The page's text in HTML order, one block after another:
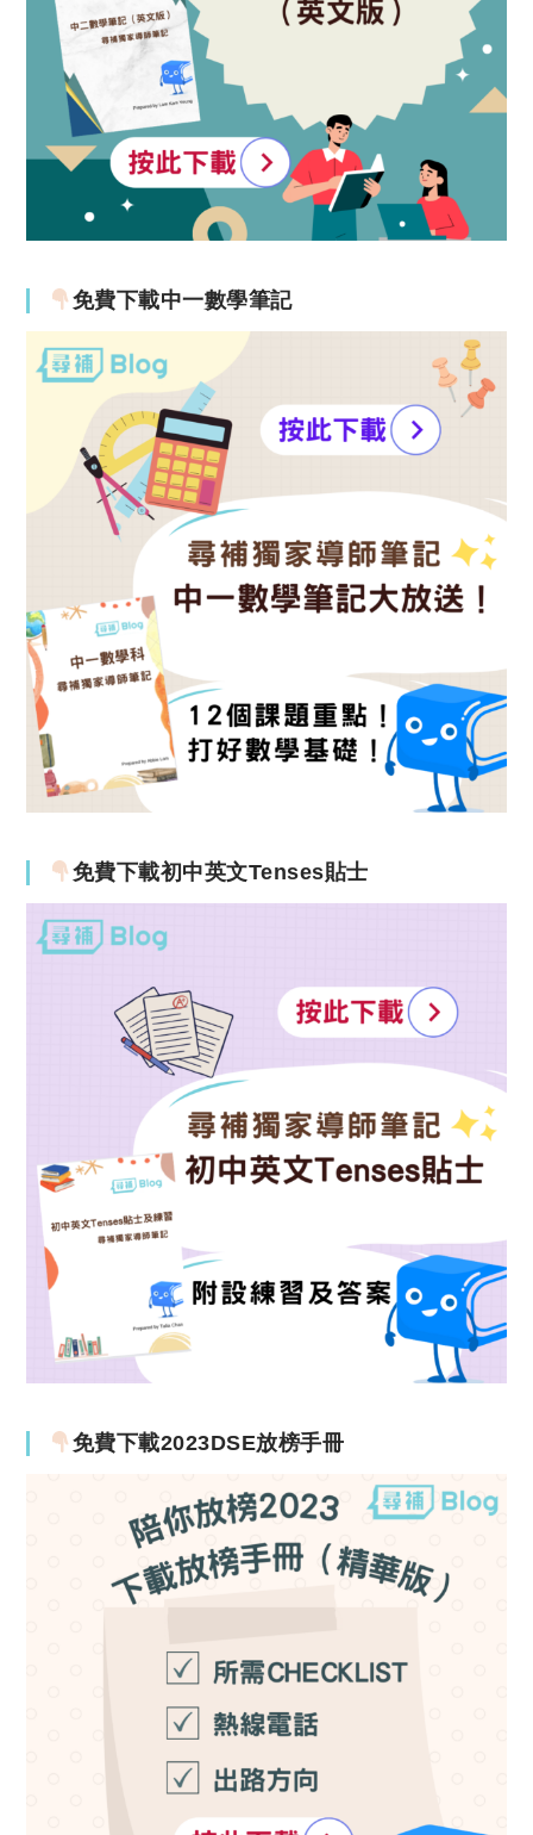
免費下載中一數學筆記
免費下載初中英文Tenses貼士
免費下載2023DSE放榜手冊